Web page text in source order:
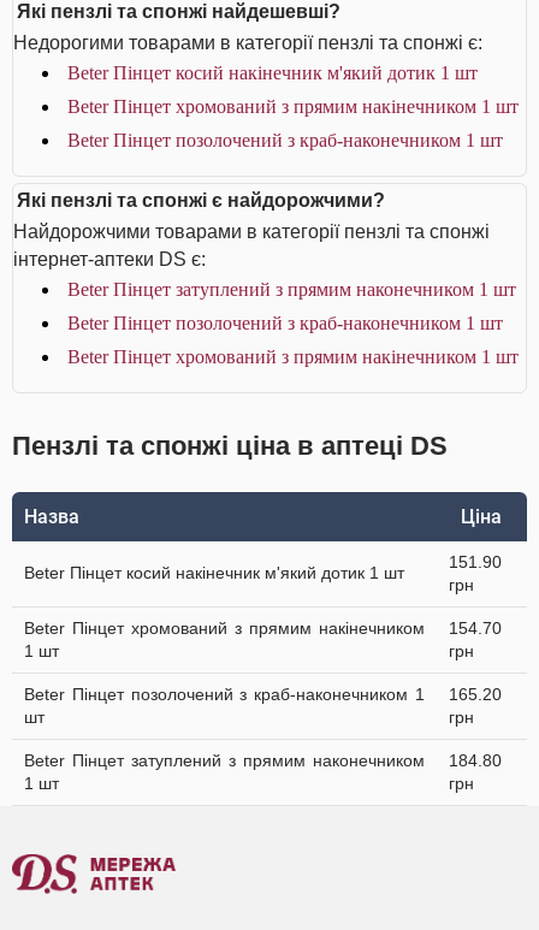
Які пензлі та спонжі найдешевші?
Недорогими товарами в категорії пензлі та спонжі є:
Beter Пінцет косий накінечник м'який дотик 1 шт
Beter Пінцет хромований з прямим накінечником 1 шт
Beter Пінцет позолочений з краб-наконечником 1 шт
Які пензлі та спонжі є найдорожчими?
Найдорожчими товарами в категорії пензлі та спонжі
інтернет-аптеки DS є:
Beter Пінцет затуплений з прямим наконечником 1 шт
Beter Пінцет позолочений з краб-наконечником 1 шт
Beter Пінцет хромований з прямим накінечником 1 шт
Пензлі та спонжі ціна в аптеці DS
Назва Ціна
Beter Пінцет косий накінечник м'який дотик 1 шт
151.90
грн
Beter Пінцет хромований з прямим накінечником
1 шт
154.70
грн
Beter Пінцет позолочений з краб-наконечником 1
шт
165.20
грн
Beter Пінцет затуплений з прямим наконечником
1 шт
184.80
грн